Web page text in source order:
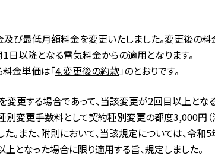
び最低月額料金を変更いたしました。変更後の料
日以降となる電気料金からの適用となります。
金単価は「4.変更後の約款」のとおりです。
更する場合であって、当該変更が2回目以上とな
別変更手数料として契約種別変更の都度3,000円
。また、附則において、当該規定については、令和5
なった場合に限り適用する旨、規定しました。